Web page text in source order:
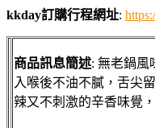
kkday訂購行程網址:
商品訊息簡述: 無老鍋風
入喉後不油不膩，舌尖
辣又不刺激的辛香味覺